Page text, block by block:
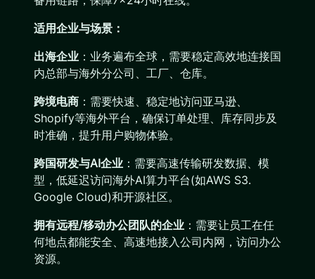
适用企业与场景：
出海企业 ：业务遍布全球，需要稳定高效地连接国
内总部与海外分公司、工厂、仓库。
跨境电商 ：需要快速、稳定地访问亚马逊、
Shopify等海外平台，确保订单处理、库存同步及
时准确，提升用户购物体验。
跨国研发与AI企业 ：需要高速传输研发数据、模
型，低延迟访问海外AI算力平台(如AWS S3.
Google Cloud)和开源社区。
拥有远程/移动办公团队的企业 ：需要让员工在任
何地点都能安全、高速地接入公司内网，访问办公
资源。